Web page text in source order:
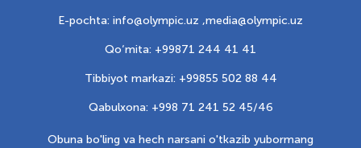
E-pochta: info@olympic.uz ,media@olympic.uz
Qo‘mita: +99871 244 41 41
Tibbiyot markazi: +99855 502 88 44
Qabulxona: +998 71 241 52 45/46
Obuna bo'ling va hech narsani o'tkazib yubormang